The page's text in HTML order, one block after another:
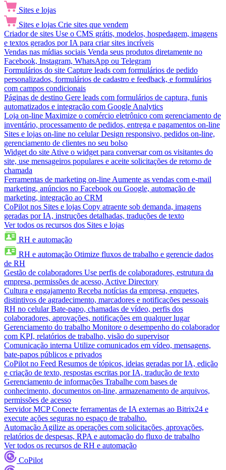
Sites e lojas
Sites e lojas Crie sites que vendem
Criador de sites Use o CMS grátis, modelos, hospedagem, imagens
e textos gerados por IA para criar sites incríveis
Vendas nas mídias sociais Venda seus produtos diretamente no
Facebook, Instagram, WhatsApp ou Telegram
Formulários do site Capture leads com formulários de pedido
personalizados, formulários de cadastro e feedback, e formulários
com campos condicionais
Páginas de destino Gere leads com formulários de captura, funis
automatizados e integração com Google Analytics
Loja on-line Maximize o comércio eletrônico com gerenciamento de
inventário, processamento de pedidos, entrega e pagamentos on-line
Sites e lojas on-line no celular Design responsivo, pedidos on-line,
gerenciamento de clientes no seu bolso
Widget do site Ative o widget para conversar com os visitantes do
site, use mensageiros populares e aceite solicitações de retorno de
chamada
Ferramentas de marketing on-line Aumente as vendas com e-mail
marketing, anúncios no Facebook ou Google, automação de
marketing, integração ao CRM
CoPilot nos Sites e lojas Copy atraente sob demanda, imagens
geradas por IA, instruções detalhadas, traduções de texto
Ver todos os recursos dos Sites e lojas
RH e automação
RH e automação Otimize fluxos de trabalho e gerencie dados
de RH
Gestão de colaboradores Use perfis de colaboradores, estrutura da
empresa, permissões de acesso, Active Directory
Cultura e engajamento Receba notícias da empresa, enquetes,
distintivos de agradecimento, marcadores e notificações pessoais
RH no celular Bate-papo, chamadas de vídeo, perfis dos
colaboradores, aprovações, notificações em qualquer lugar
Gerenciamento do trabalho Monitore o desempenho do colaborador
com KPI, relatórios de trabalho, visão do supervisor
Comunicação interna Utilize comunicados em vídeo, mensagens,
bate-papos públicos e privados
CoPilot no Feed Resumos de tópicos, ideias geradas por IA, edição
e criação de texto, respostas escritas por IA, tradução de texto
Gerenciamento de informações Trabalhe com bases de
conhecimento, documentos on-line, armazenamento de arquivos,
permissões de acesso
Servidor MCP Conecte ferramentas de IA externas ao Bitrix24 e
execute ações seguras no espaço de trabalho.
Automação Agilize as operações com solicitações, aprovações,
relatórios de despesas, RPA e automação do fluxo de trabalho
Ver todos os recursos de RH e automação
CoPilot